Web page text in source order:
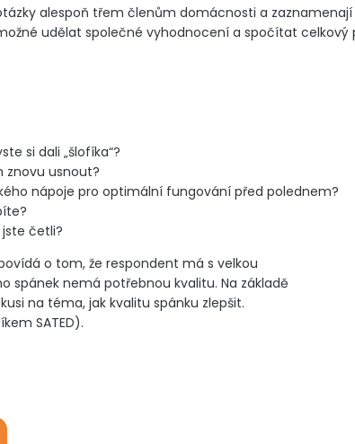
alespoň třem členům domácnosti a zaznamenají
udělat společné vyhodnocení a spočítat
si dali „šlofíka“?
znovu usnout?
nápoje pro optimální fungování před polednem?
četli?
o tom, že respondent má s velkou
spánek nemá potřebnou kvalitu. Na základě
na téma, jak kvalitu spánku zlepšit.
SATED).